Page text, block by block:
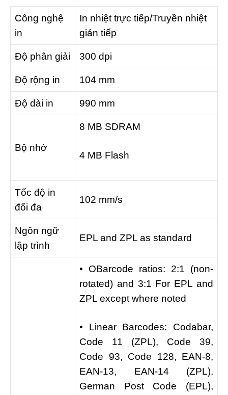
Công nghệ
in
In nhiệt trực tiếp/Truyền nhiệt
gián tiếp
Độ phân giải 300 dpi
Độ rộng in 104 mm
Độ dài in 990 mm
Bộ nhớ
8 MB SDRAM
4 MB Flash
Tốc độ in
đối đa
102 mm/s
Ngôn ngữ
lập trình
EPL and ZPL as standard
• OBarcode ratios: 2:1 (non-
rotated) and 3:1 For EPL and
ZPL except where noted
• Linear Barcodes: Codabar,
Code 11 (ZPL), Code 39,
Code 93, Code 128, EAN-8,
EAN-13, EAN-14 (ZPL),
German Post Code (EPL),